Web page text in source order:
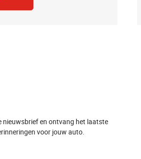
nieuwsbrief en ontvang het laatste
voor jouw auto.